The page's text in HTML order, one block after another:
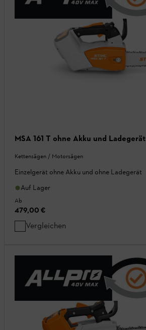
MSA 161 T ohne Akku und Ladegerät
Kettensägen / Motorsägen
Einzelgerät ohne Akku und ohne Ladegerät
Auf Lager
Ab
479,00 €
Vergleichen